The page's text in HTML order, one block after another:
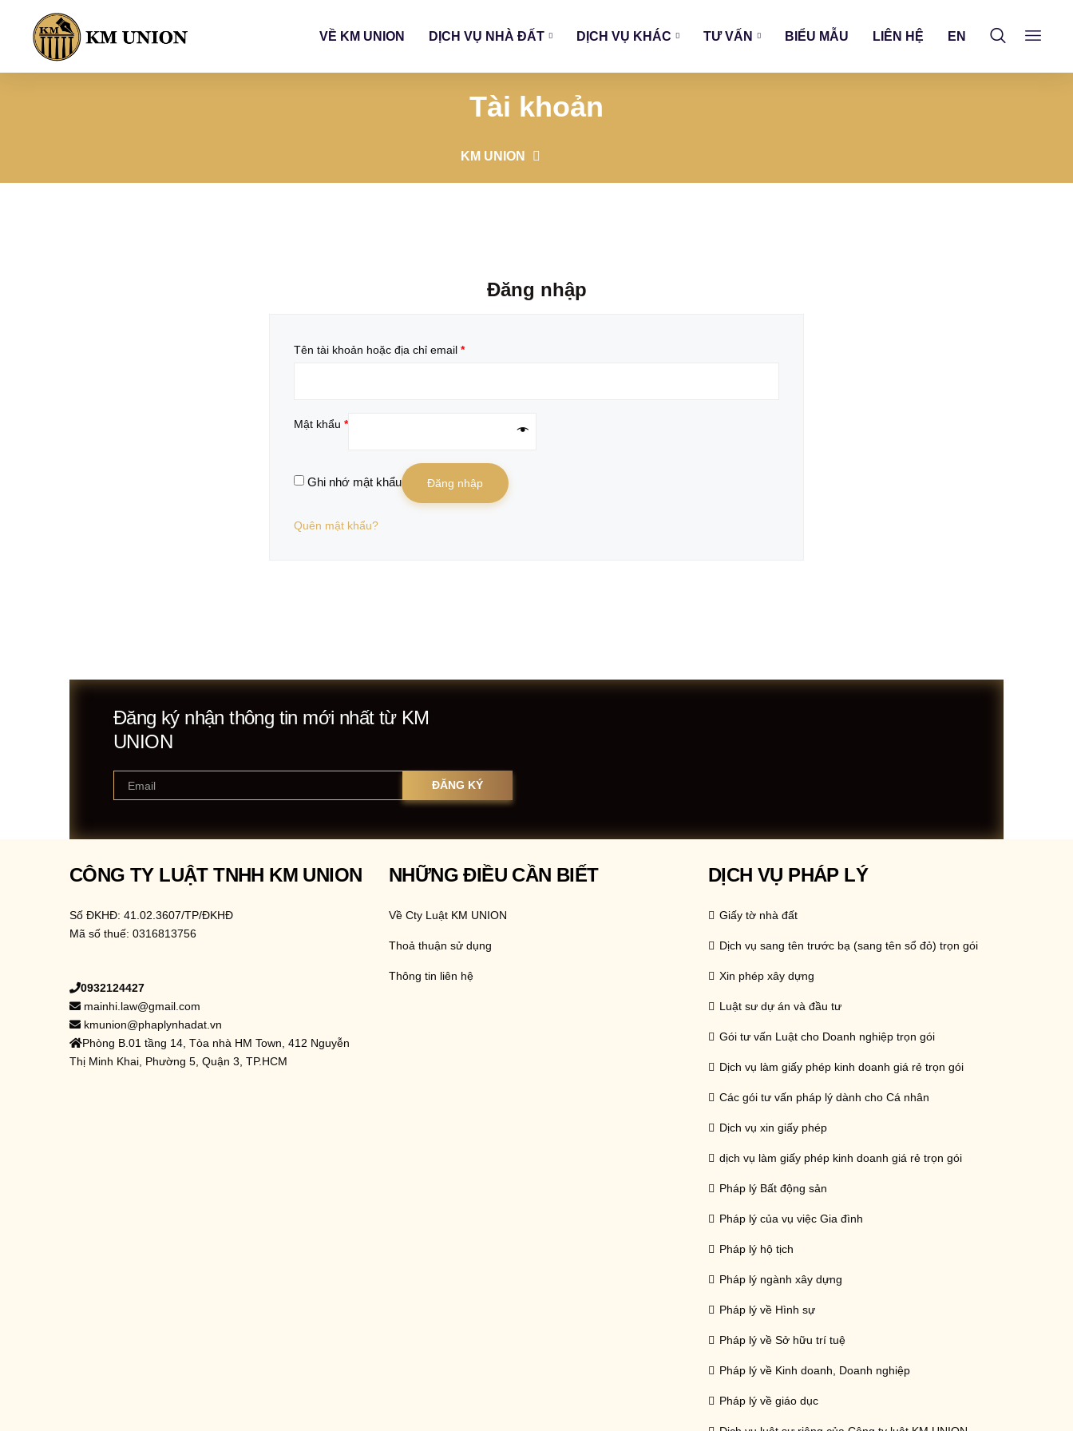
VỀ KM UNION DỊCH VỤ NHÀ ĐẤT DỊCH VỤ KHÁC TƯ VẤN BIỂU MẪU LIÊN HỆ EN
Tài khoản
KM UNION
Đăng nhập
Tên tài khoản hoặc địa chỉ email *
Mật khẩu *
Ghi nhớ mật khẩu Đăng nhập
Quên mật khẩu?
Đăng ký nhận thông tin mới nhất từ KM
UNION
CÔNG TY LUẬT TNHH KM UNION
Số ĐKHĐ: 41.02.3607/TP/ĐKHĐ
Mã số thuế: 0316813756
0932124427
mainhi.law@gmail.com
kmunion@phaplynhadat.vn
Phòng B.01 tầng 14, Tòa nhà HM Town, 412 Nguyễn
Thị Minh Khai, Phường 5, Quận 3, TP.HCM
NHỮNG ĐIỀU CẦN BIẾT
Về Cty Luật KM UNION
Thoả thuận sử dụng
Thông tin liên hệ
DỊCH VỤ PHÁP LÝ
Giấy tờ nhà đất
Dịch vụ sang tên trước bạ (sang tên sổ đỏ) trọn gói
Xin phép xây dựng
Luật sư dự án và đầu tư
Gói tư vấn Luật cho Doanh nghiệp trọn gói
Dịch vụ làm giấy phép kinh doanh giá rẻ trọn gói
Các gói tư vấn pháp lý dành cho Cá nhân
Dịch vụ xin giấy phép
dịch vụ làm giấy phép kinh doanh giá rẻ trọn gói
Pháp lý Bất động sản
Pháp lý của vụ việc Gia đình
Pháp lý hộ tịch
Pháp lý ngành xây dựng
Pháp lý về Hình sự
Pháp lý về Sở hữu trí tuệ
Pháp lý về Kinh doanh, Doanh nghiệp
Pháp lý về giáo dục